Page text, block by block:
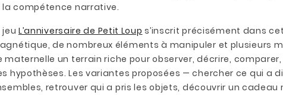
la compétence narrative.
jeu L’anniversaire de Petit Loup s’inscrit précisément dans
de nombreux éléments à manipuler et plusieurs
maternelle un terrain riche pour observer, décrire,
hypothèses. Les variantes proposées — chercher ce qui a
retrouver qui a pris les objets, découvrir un